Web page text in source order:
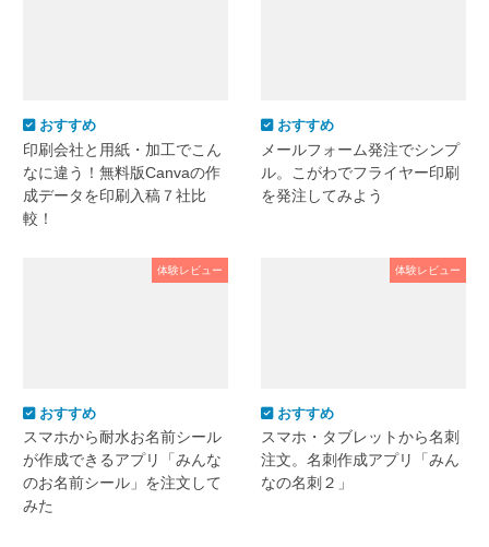
おすすめ
印刷会社と用紙・加工でこん
なに違う！無料版Canvaの作
成データを印刷入稿７社比
較！
おすすめ
メールフォーム発注でシンプ
ル。こがわでフライヤー印刷
を発注してみよう
体験レビュー
おすすめ
スマホから耐水お名前シール
が作成できるアプリ「みんな
のお名前シール」を注文して
みた
体験レビュー
おすすめ
スマホ・タブレットから名刺
注文。名刺作成アプリ「みん
なの名刺２」